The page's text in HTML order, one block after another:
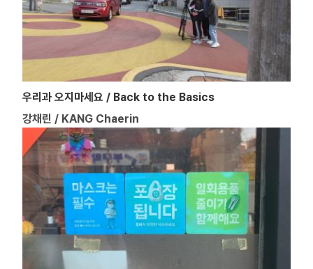
우리과 오지마세요 / Back to the Basics
강채린 / KANG Chaerin